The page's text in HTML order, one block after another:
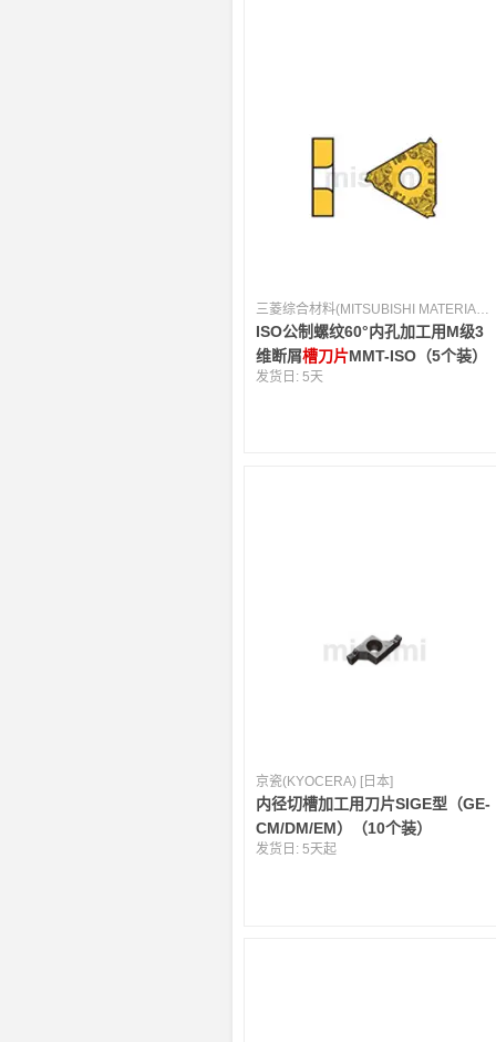
ISO公制螺纹60°内孔加工用M级3
维断屑槽刀片MMT-ISO（5个装）
发货日:5天
京瓷(KYOCERA) [日本]
内径切槽加工用刀片SIGE型（GE-
CM/DM/EM）（10个装）
发货日:5天起